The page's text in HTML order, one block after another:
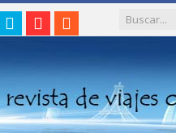
TwitterGoogle+